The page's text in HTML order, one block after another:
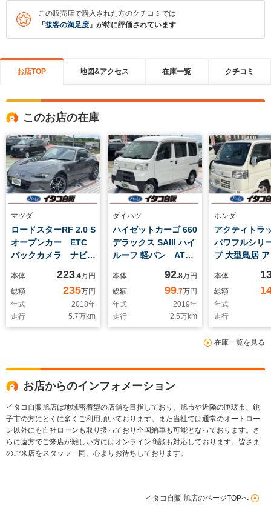
この販売店で購入された方のクチコミでは
「 接客の満足度 」が特に評価されています
お店TOP 地図&アクセス 在庫一覧 クチコミ
このお店の在庫
マツダ
ロードスターRF 2.0 S
オープンカー ETC
バックカメラ ナビ
プ AT スマートキ
ー アイドリングスト
ップ 電動格納ミラ
ー アルミホイール
盗難防止システム 衝
本体 223.4万円
総額
235万円
年式
2018年
走行
5.7万km
ダイハツ
ハイゼットカーゴ 660
デラックス SAIII ハイ
ルーフ 軽バン AT
ム クリアランスソナ
ー ETC 両側スライ
ドドア アイドリング
ストップ オートマチ
ックハイビーム
本体 92.8万円
総額
99.7万円
年式
2019年
走行
2.5万km
ホンダ
アクティトラ
パワフルシリ
プ 大型鳥居
ナー ダン
ナビ バック
アルミホイー
コン パワー
ング 運転席
グ
本体
総額
年式
走行
在庫一覧を見る
お店からのインフォメーション
イタコ自販旭店は地域密着型の店舗を目指しており、旭市や近隣の匝瑳市、銚
子市の方にとくに多くご利用頂いております。また当社では通常のオートロー
ン以外にも自社ローンも取り扱っており全国納車も可能となっております。さ
らに遠方でご来店が難しい方にはオンライン商談も対応しております。皆さま
のご来店をスタッフ一同、心よりお待ちしております。
イタコ自販 旭店のページTOPへ